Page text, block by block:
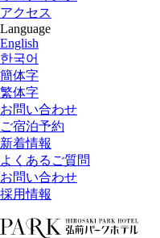
アクセス
Language
English
한국어
簡体字
繁体字
お問い合わせ
ご宿泊予約
新着情報
よくあるご質問
お問い合わせ
採用情報